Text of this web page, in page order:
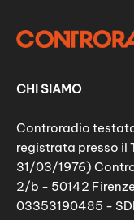
CHI SIAMO
Controradio
registrata presso il
31/03/1976)
2/b - 50142
03353190485 -